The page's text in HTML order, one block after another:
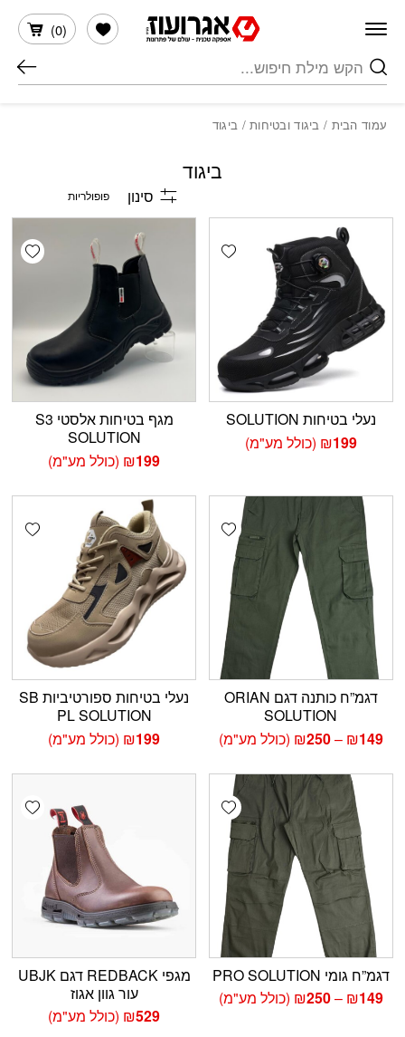
חיפוש
(
0
)
הרשימה שלי
עמוד הבית / ביגוד ובטיחות/ ביגוד
ביגוד
סינון
Add wishlist
נעלי בטיחות SOLUTION
₪199 (כולל מע"מ)
מגף בטיחות אלסטי S3
SOLUTION
₪199 (כולל מע"מ)
Add wishlist
דגמ”ח כותנה דגם ORIAN
SOLUTION
₪149
–
₪250
טווח
מחירים:
⁦₪149⁩
עד
⁦₪250⁩
(כולל מע"מ)
נעלי בטיחות ספורטיביות SB
PL SOLUTION
₪199 (כולל מע"מ)
Add wishlist
דגמ”ח גומי PRO SOLUTION
₪149
–
₪250
טווח
(כולל מע"מ)
מגפי REDBACK דגם UBJK
עור גוון אגוז
₪529 (כולל מע"מ)